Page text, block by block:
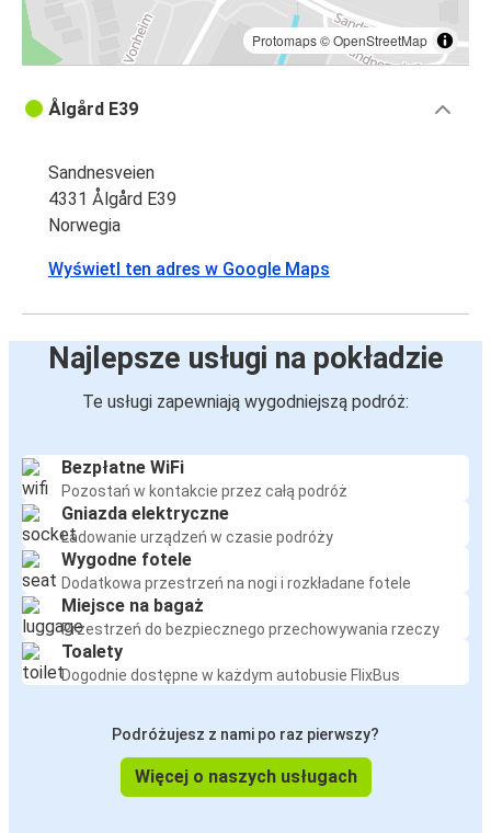
Protomaps©OpenStreetMap
Ålgård E39
Sandnesveien
4331 Ålgård E39
Norwegia
Wyświetl ten adres w Google Maps
Najlepsze usługi na pokładzie
Te usługi zapewniają wygodniejszą podróż:
Bezpłatne WiFi
Pozostań w kontakcie przez całą podróż
Gniazda elektryczne
Ładowanie urządzeń w czasie podróży
Wygodne fotele
Dodatkowa przestrzeń na nogi i rozkładane fotele
Miejsce na bagaż
Przestrzeń do bezpiecznego przechowywania rzeczy
Toalety
Dogodnie dostępne w każdym autobusie FlixBus
Podróżujesz z nami po raz pierwszy?
Więcej o naszych usługach